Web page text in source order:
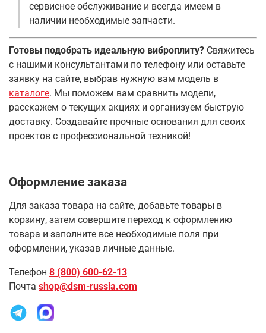
сервисное обслуживание и всегда имеем в
наличии необходимые запчасти.
Готовы подобрать идеальную виброплиту? Свяжитесь
с нашими консультантами по телефону или оставьте
заявку на сайте, выбрав нужную вам модель в
каталоге. Мы поможем вам сравнить модели,
расскажем о текущих акциях и организуем быструю
доставку. Создавайте прочные основания для своих
проектов с профессиональной техникой!
Оформление заказа
Для заказа товара на сайте, добавьте товары в
корзину, затем совершите переход к оформлению
товара и заполните все необходимые поля при
оформлении, указав личные данные.
Телефон 8 (800) 600-62-13
Почта shop@dsm-russia.com